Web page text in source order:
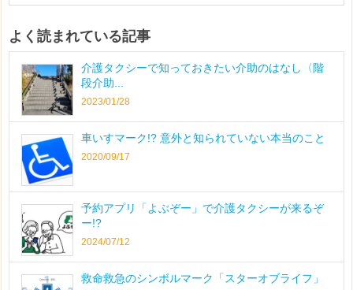
よく読まれている記事
介護タクシーで知っておきたい介助のはなし〈階
段介助...
2023/01/28
車いすマーク!? 意外と知られていない本当のこと
2020/09/17
予約アプリ「よぶぞー」で介護タクシーが来るぞ
ー!?
2024/07/12
救命救急のシンボルマーク「スターオブライフ」